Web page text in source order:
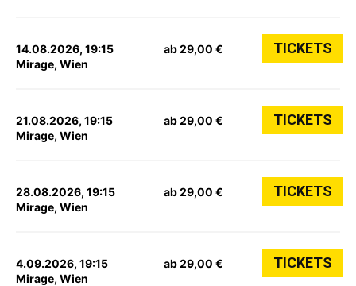
14.08.2026, 19:15
Mirage, Wien
ab 29,00 € TICKETS
21.08.2026, 19:15
Mirage, Wien
ab 29,00 € TICKETS
28.08.2026, 19:15
Mirage, Wien
ab 29,00 € TICKETS
4.09.2026, 19:15
Mirage, Wien
ab 29,00 € TICKETS